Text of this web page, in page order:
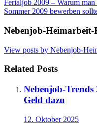
Ferialjob 2009 – Warum
Sommer 2009 bewerben
Nebenjob-Heimarbeit-
View posts by Nebenjob-
Related Posts
Nebenjob-Trends
Geld dazu
12. Oktober 2025